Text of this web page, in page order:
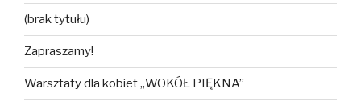
(brak tytułu)
Zapraszamy!
Warsztaty dla kobiet „WOKÓŁ PIĘKNA”